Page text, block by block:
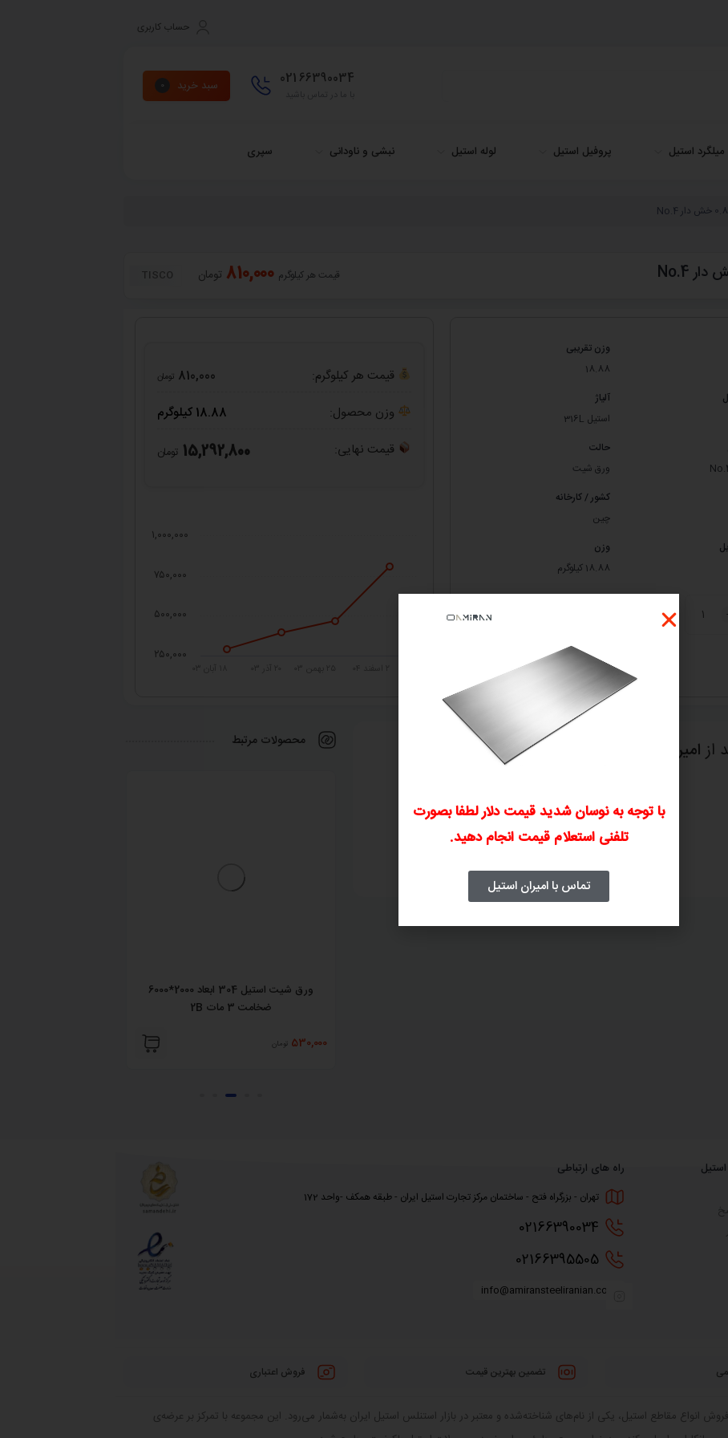
حساب کاربری
66390034
021 سبد خرید 0
میلگرد استیل پروفیل استیل لوله استیل نبشی و ناودانی سپری
قیمت هر کیلوگرم 810,000 تومان TISCO
وزن تقریبی
18.88
آلیاژ
استیل 316L
حالت
ورق شیت
کشور / کارخانه
چین
وزن
18.88 کیلوگرم
قیمت هر کیلوگرم: 810,000 تومان
وزن محصول:
18.88 کیلوگرم
قیمت نهایی:
15,292,800 تومان
۲۵۰,۰۰۰
۵۰۰,۰۰۰
۷۵۰,۰۰۰
۱,۰۰۰,۰۰۰
از امیران استیل
پرداخت فاکتور ارسال و تحویل کالا
محصولات مرتبط
ورق شیت استیل 304 ابعاد 2000*6000
ضخامت 3 مات 2B
530,000 تومان
استیل
راه های ارتباطی
تهران - بزرگراه فتح - ساختمان مرکز تجارت استیل ایران - طبقه همکف -واحد 172
02166390034
02166395505
info@amiransteeliranian.com
تضمین بهترین قیمت فروش اعتباری
انواع مقاطع استیل، یکی از نام‌های شناخته‌شده و معتبر در بازار استنلس استیل ایران به‌شمار می‌رود. این مجموعه با تمرکز بر عرضه‌ی
با توجه به نوسان شدید قیمت دلار لطفا بصورت
تلفنی استعلام قیمت انجام دهید.
تماس با امیران استیل